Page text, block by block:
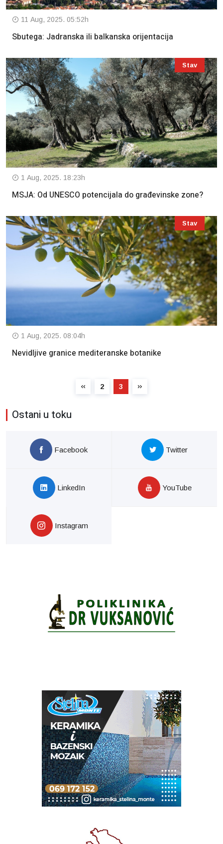
11 Aug, 2025. 05:52h
Sbutega: Jadranska ili balkanska orijentacija
Stav
1 Aug, 2025. 18:23h
MSJA: Od UNESCO potencijala do građevinske zone?
Stav
1 Aug, 2025. 08:04h
Nevidljive granice mediteranske botanike
2 3
Ostani u toku
Facebook Twitter
LinkedIn YouTube
Instagram